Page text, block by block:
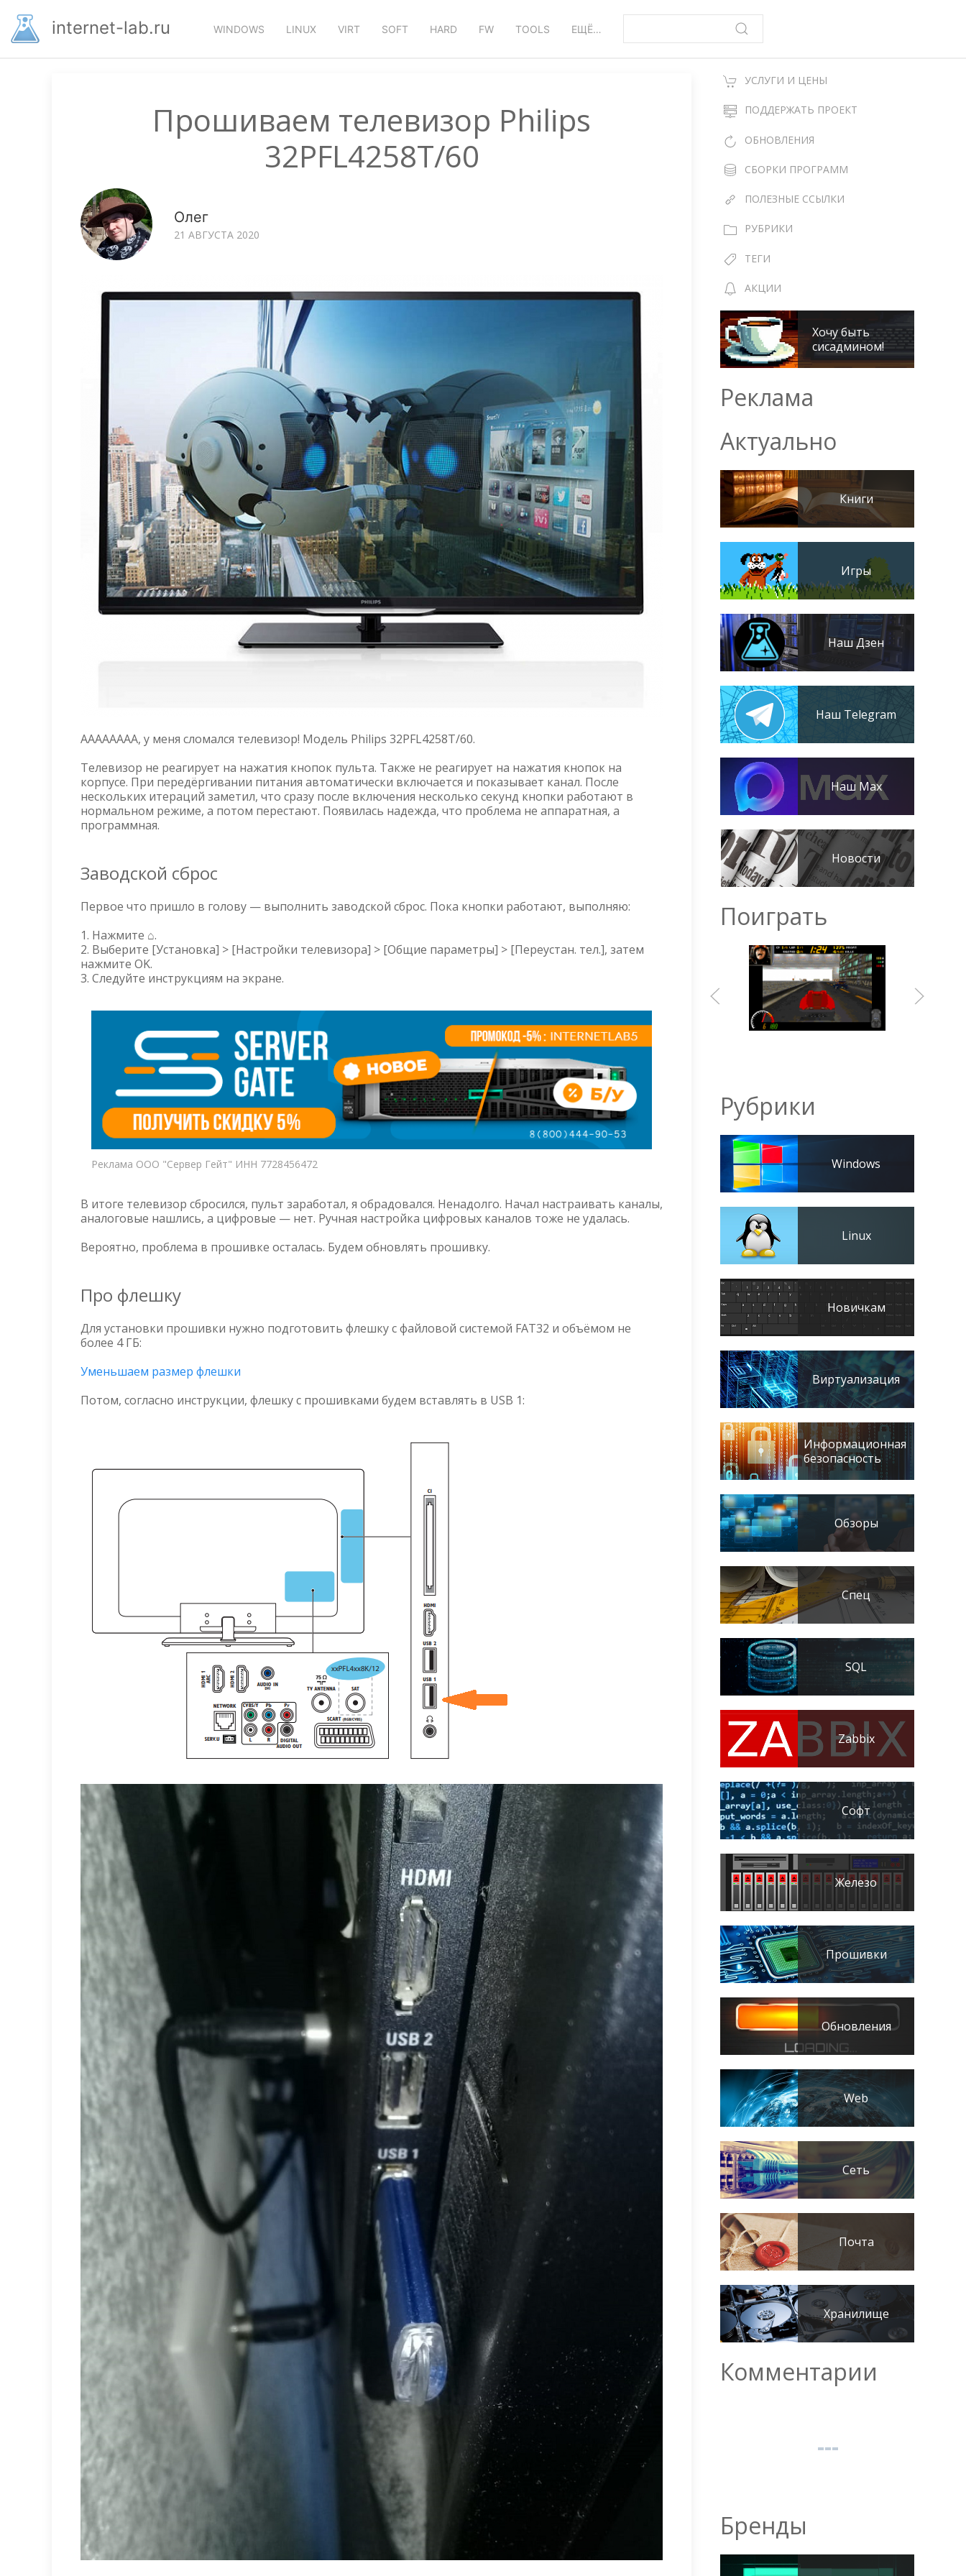
основномуinternet-lab.ru WINDOWS LINUX VIRT SOFT HARD FW TOOLS ЕЩЁ…
Прошиваем телевизор Philips
32PFL4258T/60
Олег
21 АВГУСТА 2020
АААААААА, у меня сломался телевизор! Модель Philips 32PFL4258T/60.
Телевизор не реагирует на нажатия кнопок пульта. Также не реагирует на нажатия кнопок на
корпусе. При передёргивании питания автоматически включается и показывает канал. После
нескольких итераций заметил, что сразу после включения несколько секунд кнопки работают в
нормальном режиме, а потом перестают. Появилась надежда, что проблема не аппаратная, а
программная.
Заводской сброс
Первое что пришло в голову — выполнить заводской сброс. Пока кнопки работают, выполняю:
1. Нажмите ⌂.
2. Выберите [Установка] > [Настройки телевизора] > [Общие параметры] > [Переустан. тел.], затем
нажмите OK.
3. Следуйте инструкциям на экране.
Реклама ООО "Сервер Гейт" ИНН 7728456472
В итоге телевизор сбросился, пульт заработал, я обрадовался. Ненадолго. Начал настраивать каналы,
аналоговые нашлись, а цифровые — нет. Ручная настройка цифровых каналов тоже не удалась.
Вероятно, проблема в прошивке осталась. Будем обновлять прошивку.
Про флешку
Для установки прошивки нужно подготовить флешку с файловой системой FAT32 и объёмом не
более 4 ГБ:
Уменьшаем размер флешки
Потом, согласно инструкции, флешку с прошивками будем вставлять в USB 1:
УСЛУГИ И ЦЕНЫ
ПОДДЕРЖАТЬ ПРОЕКТ
ОБНОВЛЕНИЯ
СБОРКИ ПРОГРАММ
ПОЛЕЗНЫЕ ССЫЛКИ
РУБРИКИ
ТЕГИ
АКЦИИ
Хочу быть
сисадмином!
Реклама
Актуально
Книги
Игры
Наш Дзен
Наш Telegram
Наш Max
Новости
Поиграть
Рубрики
Windows
Linux
Новичкам
Виртуализация
Информационная
безопасность
Обзоры
Спец
SQL
Zabbix
Софт
Железо
Прошивки
Обновления
Web
Сеть
Почта
Хранилище
Комментарии
Бренды